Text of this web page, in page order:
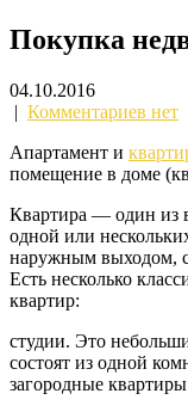
Покупка
04.10.2016
| Комментариев нет
Апартамент и
помещение в доме
Квартира — один из
одной или
наружным выходом,
Есть несколько
квартир:
студии. Это
состоят из одной
загородные